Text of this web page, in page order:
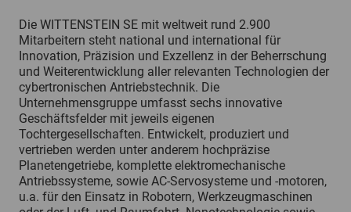
Die WITTENSTEIN SE mit weltweit rund 2.900
Mitarbeitern steht national und international für
Innovation, Präzision und Exzellenz in der Beherrschung
und Weiterentwicklung aller relevanten Technologien der
cybertronischen Antriebstechnik. Die
Unternehmensgruppe umfasst sechs innovative
Geschäftsfelder mit jeweils eigenen
Tochtergesellschaften. Entwickelt, produziert und
vertrieben werden unter anderem hochpräzise
Planetengetriebe, komplette elektromechanische
Antriebssysteme, sowie AC-Servosysteme und -motoren,
u.a. für den Einsatz in Robotern, Werkzeugmaschinen